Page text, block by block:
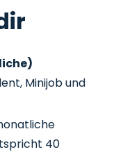
Minijob und
40